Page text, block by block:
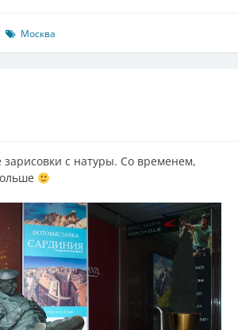
Москва
зарисовки с натуры. Со временем,